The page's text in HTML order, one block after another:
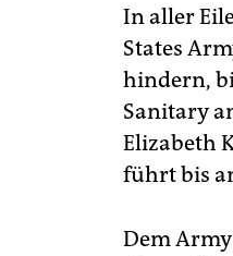
In aller
States
hindern,
Sanitary
Elizabeth
führt bis
Dem